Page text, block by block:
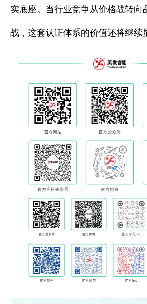
实底座。当行业竞争从价格战转向
战，这套认证体系的价值还将继续